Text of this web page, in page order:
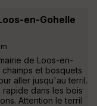
en-Gohelle
de Loos-en-
et bosquets
aller jusqu'au terril.
rapide dans les bois
Attention le terril